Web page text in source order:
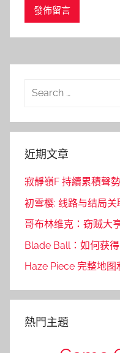
Search
近期文章
寂靜嶺F 持續累積聲
初雪樱: 线路与结局关
哥布林维克：窃贼大
Blade Ball：如何获
Haze Piece 完整地图
熱門主題